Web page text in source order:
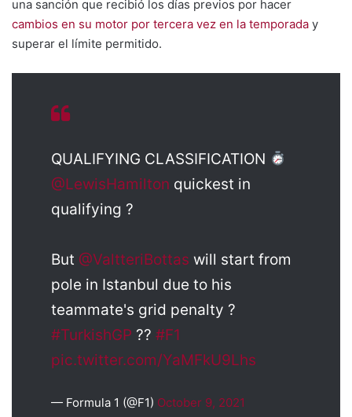
una sanción que recibió los días previos por hacer
cambios en su motor por tercera vez en la temporada y
superar el límite permitido.
QUALIFYING CLASSIFICATION
@LewisHamilton quickest in
qualifying ?
But @ValtteriBottas will start from
pole in Istanbul due to his
teammate's grid penalty ?
#TurkishGP ?? #F1
pic.twitter.com/YaMFkU9Lhs
— Formula 1 (@F1) October 9, 2021